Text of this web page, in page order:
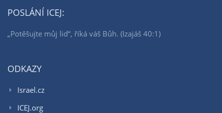
POSLÁNÍ ICEJ:
„Potěšujte můj lid“, říká váš Bůh. (Izajáš 40:1)
ODKAZY
Israel.cz
ICEJ.org